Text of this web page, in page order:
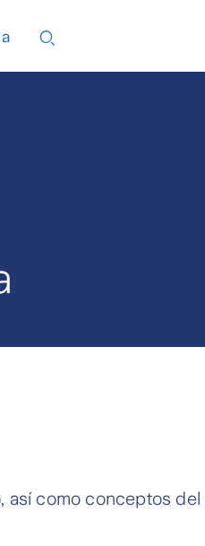
como conceptos del